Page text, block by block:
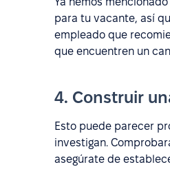
para tu vacante, así
empleado que
que encuentren un
4. Construir
Esto puede parecer
investigan.
asegúrate de